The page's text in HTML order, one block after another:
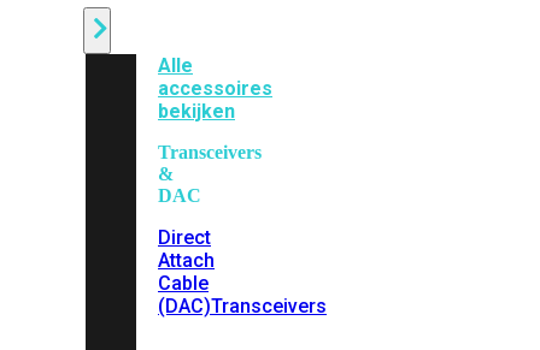
Alle
accessoires
bekijken
Transceivers
&
DAC
Direct
Attach
Cable
(DAC)Transceivers